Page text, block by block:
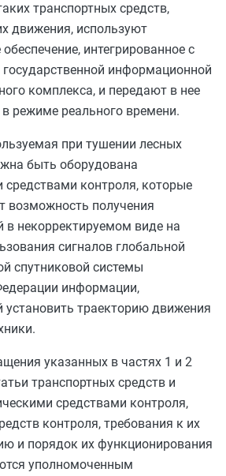
транспортных средств,
движения, используют
интегрированное с
информационной
комплекса, и передают в нее
режиме реального времени.
при тушении лесных
быть оборудована
средствами контроля, которые
возможность получения
некорректируемом виде на
сигналов глобальной
спутниковой системы
информации,
траекторию движения
указанных в частях 1 и 2
транспортных средств и
средствами контроля,
контроля, требования к их
и порядок их функционирования
уполномоченным